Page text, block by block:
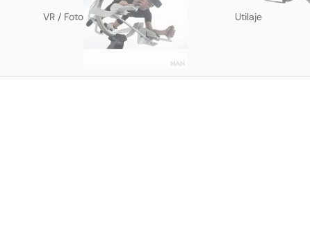
VR / Foto Utilaje